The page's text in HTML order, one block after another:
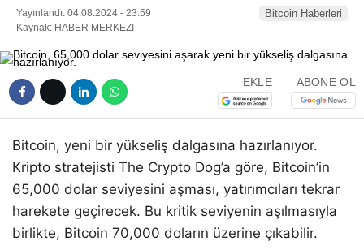
Yayınlandı: 04.08.2024 - 23:59
Kaynak: HABER MERKEZI
Bitcoin Haberleri
EKLE ABONE OL
Bitcoin, yeni bir yükseliş dalgasına hazırlanıyor.
Kripto stratejisti The Crypto Dog’a göre, Bitcoin’in
65,000 dolar seviyesini aşması, yatırımcıları tekrar
harekete geçirecek. Bu kritik seviyenin aşılmasıyla
birlikte, Bitcoin 70,000 doların üzerine çıkabilir.